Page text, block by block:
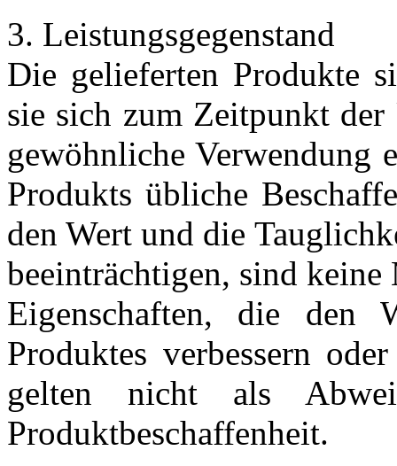
3. Leistungsgegenstand
Die gelieferten Produkte
sie sich zum Zeitpunkt
gewöhnliche Verwendung
Produkts übliche
den Wert und die
beeinträchtigen, sind keine
Eigenschaften, die den
Produktes verbessern
gelten nicht als
Produktbeschaffenheit.